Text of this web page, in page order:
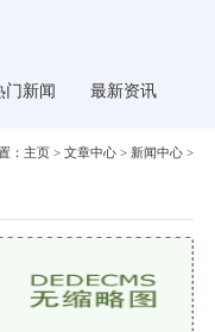
门新闻 最新资讯
：主页 >文章中心 > 新闻中心 >